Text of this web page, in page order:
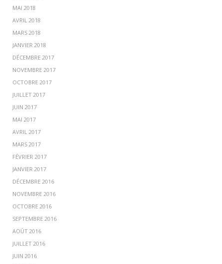
MAI 2018
AVRIL 2018
MARS 2018
JANVIER 2018
DÉCEMBRE 2017
NOVEMBRE 2017
OCTOBRE 2017
JUILLET 2017
JUIN 2017
MAI 2017
AVRIL 2017
MARS 2017
FÉVRIER 2017
JANVIER 2017
DÉCEMBRE 2016
NOVEMBRE 2016
OCTOBRE 2016
SEPTEMBRE 2016
AOÛT 2016
JUILLET 2016
JUIN 2016